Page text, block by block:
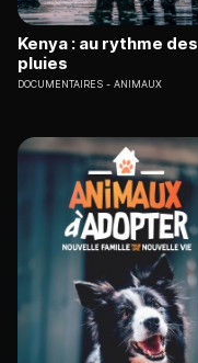
Kenya : au rythme des
pluies
DOCUMENTAIRES ANIMAUX